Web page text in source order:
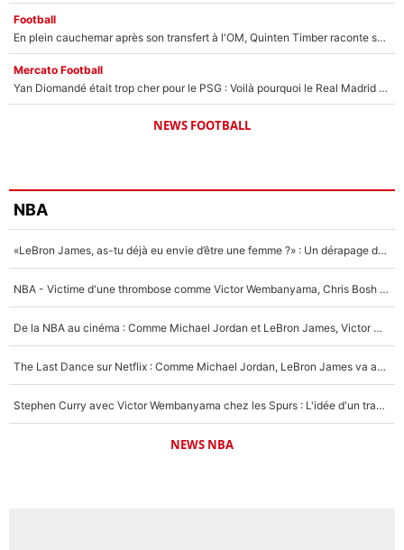
Football
En plein cauchemar après son transfert à l'OM, Quinten Timber raconte ses doutes après sa signature à Marseille
Mercato Football
Yan Diomandé était trop cher pour le PSG : Voilà pourquoi le Real Madrid a accepté de payer la somme record de 140M€ pour boucler son transfert !
NEWS FOOTBALL
NBA
«LeBron James, as-tu déjà eu envie d’être une femme ?» : Un dérapage de Donald Trump sur la superstar de la NBA refait surface
NBA - Victime d'une thrombose comme Victor Wembanyama, Chris Bosh prévient le Français des risques sur sa santé : «J’ai failli mourir sur le coup et j’ai été ramené à la vie»
De la NBA au cinéma : Comme Michael Jordan et LeBron James, Victor Wembanyama rêve d'une carrière d'acteur !
The Last Dance sur Netflix : Comme Michael Jordan, LeBron James va avoir le droit à sa série !
Stephen Curry avec Victor Wembanyama chez les Spurs : L'idée d'un trade historique est lancée en NBA !
NEWS NBA